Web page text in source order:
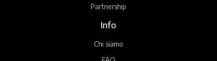
Partnership
Info
Chi siamo